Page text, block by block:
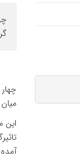
میان
این